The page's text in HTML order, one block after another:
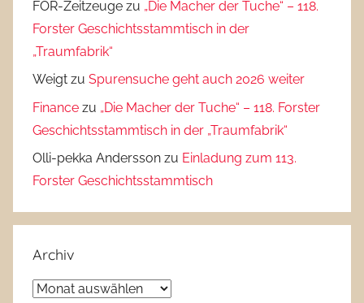
FOR-Zeitzeuge zu „Die Macher der Tuche“ – 118.
Forster Geschichtsstammtisch in der
„Traumfabrik“
Weigt zu Spurensuche geht auch 2026 weiter
Finance zu „Die Macher der Tuche“ – 118. Forster
Geschichtsstammtisch in der „Traumfabrik“
Olli-pekka Andersson zu Einladung zum 113.
Forster Geschichtsstammtisch
Archiv
Archiv